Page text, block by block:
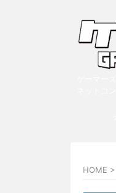
HOME >